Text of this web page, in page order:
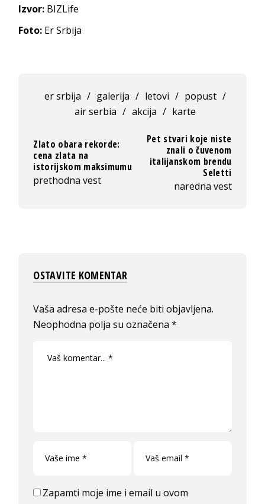
Izvor: BIZLife
Foto: Er Srbija
er srbija / galerija / letovi / popust /
air serbia / akcija / karte
Zlato obara rekorde:
cena zlata na
istorijskom maksimumu
prethodna vest
Pet stvari koje niste
znali o čuvenom
italijanskom brendu
Seletti
naredna vest
OSTAVITE KOMENTAR
Vaša adresa e-pošte neće biti objavljena.
Neophodna polja su označena*
Zapamti moje ime i email u ovom